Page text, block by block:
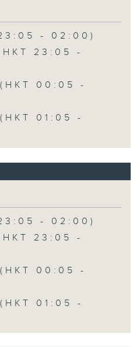
- 02:00)
23:05 -
00:05 -
01:05 -
- 02:00)
23:05 -
00:05 -
01:05 -